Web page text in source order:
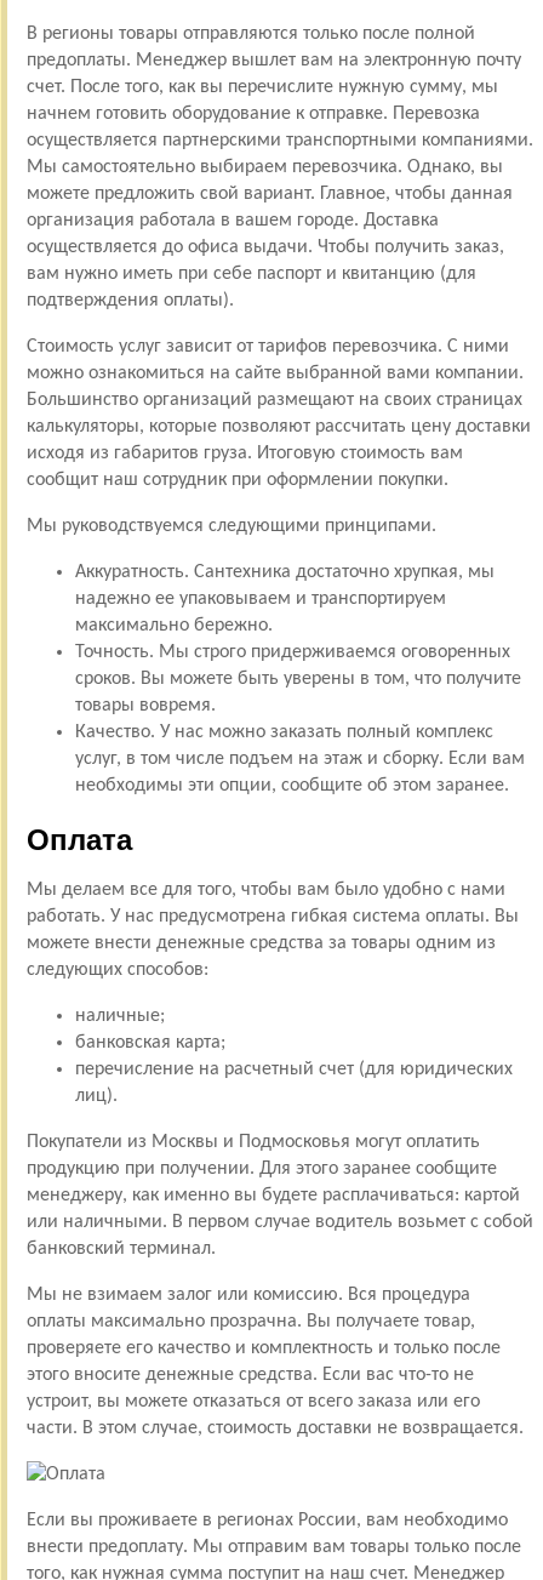
В регионы товары отправляются только после полной
предоплаты. Менеджер вышлет вам на электронную почту
счет. После того, как вы перечислите нужную сумму, мы
начнем готовить оборудование к отправке. Перевозка
осуществляется партнерскими транспортными компаниями.
Мы самостоятельно выбираем перевозчика. Однако, вы
можете предложить свой вариант. Главное, чтобы данная
организация работала в вашем городе. Доставка
осуществляется до офиса выдачи. Чтобы получить заказ,
вам нужно иметь при себе паспорт и квитанцию (для
подтверждения оплаты).
Стоимость услуг зависит от тарифов перевозчика. С ними
можно ознакомиться на сайте выбранной вами компании.
Большинство организаций размещают на своих страницах
калькуляторы, которые позволяют рассчитать цену доставки
исходя из габаритов груза. Итоговую стоимость вам
сообщит наш сотрудник при оформлении покупки.
Мы руководствуемся следующими принципами.
Аккуратность. Сантехника достаточно хрупкая, мы
надежно ее упаковываем и транспортируем
максимально бережно.
Точность. Мы строго придерживаемся оговоренных
сроков. Вы можете быть уверены в том, что получите
товары вовремя.
Качество. У нас можно заказать полный комплекс
услуг, в том числе подъем на этаж и сборку. Если вам
необходимы эти опции, сообщите об этом заранее.
Оплата
Мы делаем все для того, чтобы вам было удобно с нами
работать. У нас предусмотрена гибкая система оплаты. Вы
можете внести денежные средства за товары одним из
следующих способов:
наличные;
банковская карта;
перечисление на расчетный счет (для юридических
лиц).
Покупатели из Москвы и Подмосковья могут оплатить
продукцию при получении. Для этого заранее сообщите
менеджеру, как именно вы будете расплачиваться: картой
или наличными. В первом случае водитель возьмет с собой
банковский терминал.
Мы не взимаем залог или комиссию. Вся процедура
оплаты максимально прозрачна. Вы получаете товар,
проверяете его качество и комплектность и только после
этого вносите денежные средства. Если вас что-то не
устроит, вы можете отказаться от всего заказа или его
части. В этом случае, стоимость доставки не возвращается.
Если вы проживаете в регионах России, вам необходимо
внести предоплату. Мы отправим вам товары только после
того, как нужная сумма поступит на наш счет. Менеджер